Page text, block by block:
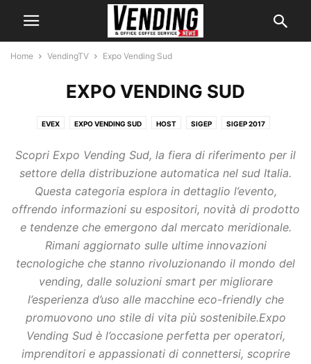
Home VendingTV Expo Vending Sud
EXPO VENDING SUD
EVEX EXPO VENDING SUD HOST SIGEP SIGEP 2017
VENDINGTOGO VENDINGTV ON THE ROAD VENDITALIA
Scopri Expo Vending Sud, la fiera di riferimento per il
settore della distribuzione automatica nel sud Italia.
Questa categoria esplora in dettaglio l’evento,
offrendo informazioni su espositori, novità di prodotto
e tendenze che emergono dal mercato meridionale.
Rimani aggiornato sulle ultime innovazioni
tecnologiche che stanno rivoluzionando il mondo del
vending, dalle soluzioni smart per migliorare
l’esperienza d’uso alle macchine eco-friendly che
promuovono uno stile di vita più sostenibile.Expo
Vending Sud è l’occasione perfetta per operatori,
imprenditori e appassionati di connettersi, scoprire